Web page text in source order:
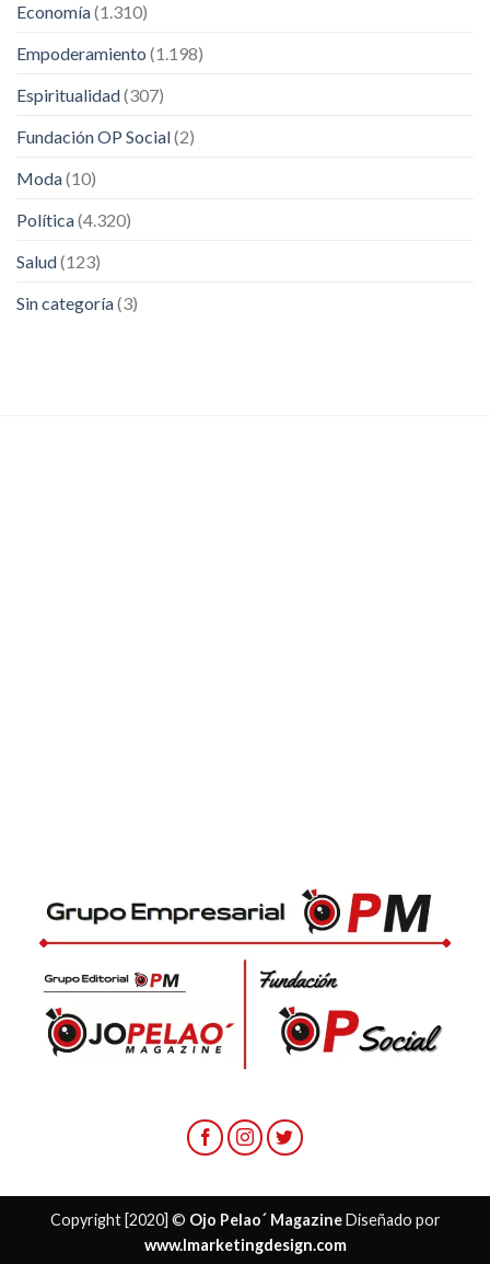
Economía(1.310)
Empoderamiento (1.198)
Espiritualidad(307)
Fundación OP Social(2)
Moda(10)
Política(4.320)
Salud(123)
Sin categoría(3)
Copyright [2020] © Ojo Pelao´ MagazineDiseñado por
www.lmarketingdesign.com